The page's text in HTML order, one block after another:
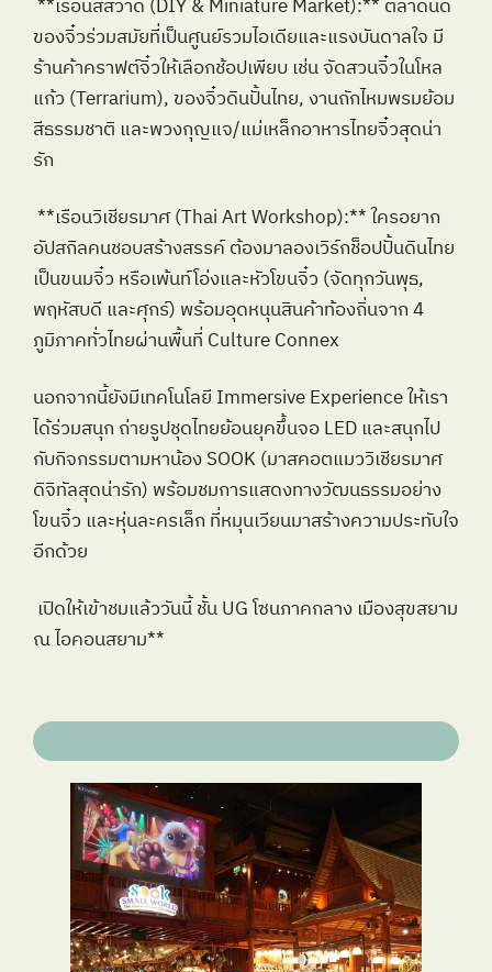
ของจิ๋วร่วมสมัยที่เป็นศูนย์รวมไอเดียและแรงบันดาลใจ มี
ร้านค้าคราฟต์จิ๋วให้เลือกช้อปเพียบ เช่น จัดสวนจิ๋วในโหล
แก้ว (Terrarium), ของจิ๋วดินปั้นไทย, งานถักไหมพรมย้อม
สีธรรมชาติ และพวงกุญแจ/แม่เหล็กอาหารไทยจิ๋วสุดน่า
รัก
อัปสกิลคนชอบสร้างสรรค์ ต้องมาลองเวิร์กช็อปปั้นดินไทย
เป็นขนมจิ๋ว หรือเพ้นท์โอ่งและหัวโขนจิ๋ว (จัดทุกวันพุธ,
พฤหัสบดี และศุกร์) พร้อมอุดหนุนสินค้าท้องถิ่นจาก 4
ภูมิภาคทั่วไทยผ่านพื้นที่ Culture Connex
นอกจากนี้ยังมีเทคโนโลยี Immersive Experience ให้เรา
ได้ร่วมสนุก ถ่ายรูปชุดไทยย้อนยุคขึ้นจอ LED และสนุกไป
กับกิจกรรมตามหาน้อง SOOK (มาสคอตแมววิเชียรมาศ
ดิจิทัลสุดน่ารัก) พร้อมชมการแสดงทางวัฒนธรรมอย่าง
โขนจิ๋ว และหุ่นละครเล็ก ที่หมุนเวียนมาสร้างความประทับใจ
อีกด้วย
ณ ไอคอนสยาม**